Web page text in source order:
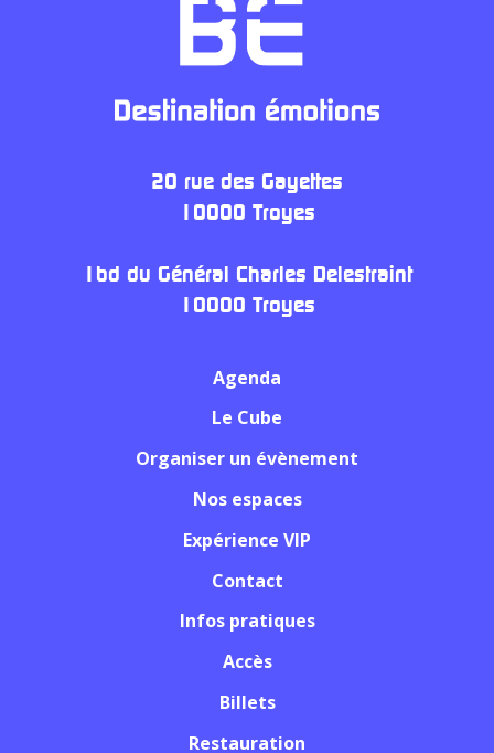
20 rue des Gayettes
10000 Troyes
1bd du Général Charles Delestraint
10000 Troyes
Agenda
Le Cube
Organiser un évènement
Nos espaces
Expérience VIP
Contact
Infos pratiques
Accès
Billets
Restauration